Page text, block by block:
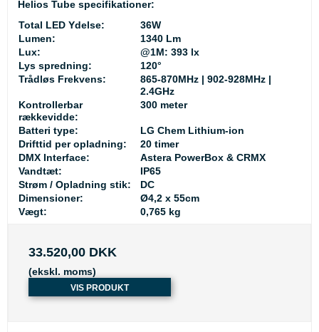
Helios Tube specifikationer:
Total LED Ydelse:
36W
Lumen:
1340 Lm
Lux:
@1M: 393 lx
Lys spredning:
120°
Trådløs Frekvens:
865-870MHz | 902-928MHz |
2.4GHz
Kontrollerbar
rækkevidde:
300 meter
Batteri type:
LG Chem Lithium-ion
Drifttid per opladning:
20 timer
DMX Interface:
Astera PowerBox & CRMX
Vandtæt:
IP65
Strøm / Opladning stik:
DC
Dimensioner:
Ø4,2 x 55cm
Vægt:
0,765 kg
33.520,00 DKK
(ekskl. moms)
VIS PRODUKT